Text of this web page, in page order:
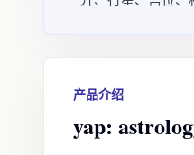
产品介绍
yap: